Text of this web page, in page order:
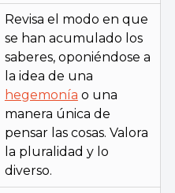
Revisa el modo en que
se han acumulado los
saberes, oponiéndose a
la idea de una
hegemonía o una
manera única de
pensar las cosas. Valora
la pluralidad y lo
diverso.